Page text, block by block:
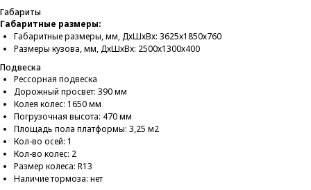
Габариты
Габаритные размеры:
Габаритные размеры, мм, ДхШхВх: 3625х1850х760
Размеры кузова, мм, ДхШхВх: 2500х1300х400
Подвеска
Рессорная подвеска
Дорожный просвет: 390 мм
Колея колес: 1650 мм
Погрузочная высота: 470 мм
Площадь пола платформы: 3,25 м2
Кол-во осей: 1
Кол-во колес: 2
Размер колеса: R13
Наличие тормоза: нет